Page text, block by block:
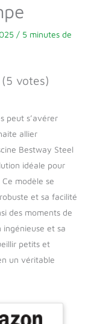
/ 5 minutes de
votes)
peut s’avérer
allier
Bestway Steel
idéale pour
modèle se
et sa facilité
des moments de
et sa
petits et
un véritable